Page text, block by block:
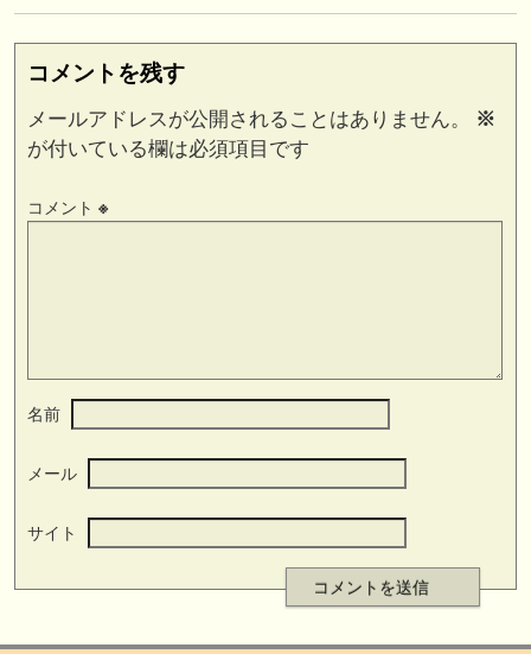
コメントを残す
メールアドレスが公開されることはありません。
※
が付いている欄は必須項目です
コメント ※
名前
メール
サイト